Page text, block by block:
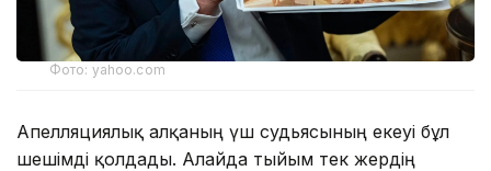
Фото: yahoo.com
Апелляциялық алқаның үш судьясының екеуі бұл
шешімді қолдады. Алайда тыйым тек жердің